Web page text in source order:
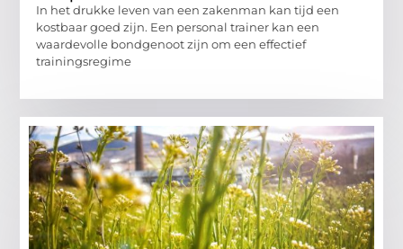
In het drukke leven van een zakenman kan tijd een
kostbaar goed zijn. Een personal trainer kan een
waardevolle bondgenoot zijn om een effectief
trainingsregime